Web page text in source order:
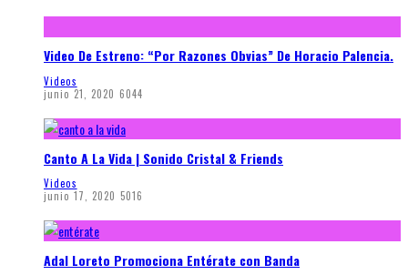
Video De Estreno: “Por Razones Obvias” De Horacio Palencia.
Videos
junio 21, 2020 6044
Canto A La Vida | Sonido Cristal & Friends
Videos
junio 17, 2020 5016
Adal Loreto Promociona Entérate con Banda